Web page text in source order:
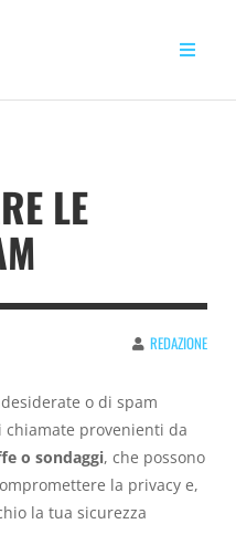
LE
REDAZIONE
o di spam
provenienti da
o sondaggi, che possono
la privacy e,
la tua sicurezza